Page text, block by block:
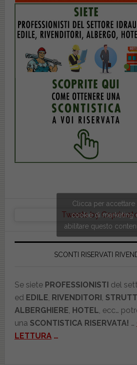
Tweets by
Clicca per accettare
cookie di marketing
abilitare questo
SCONTI RISERVATI
Se siete PROFESSIONISTI del
ed EDILE RIVENDITORI
ALBERGHIERE HOTEL , ecc…
una SCONTISTICA RISERVATA! …
LETTURA …